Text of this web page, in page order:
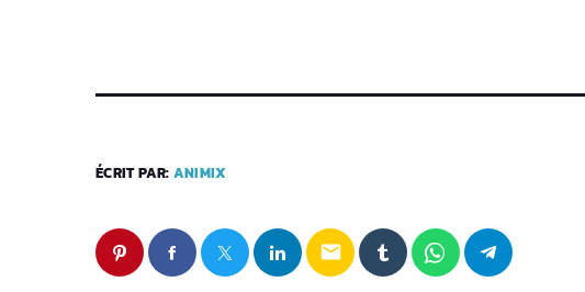
ÉCRIT PAR: ANIMIX
email